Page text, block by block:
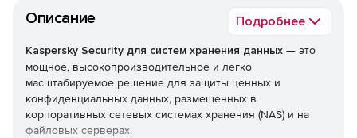
Описание Подробнее
Kaspersky Security для систем хранения данных — это
мощное, высокопроизводительное и легко
масштабируемое решение для защиты ценных и
конфиденциальных данных, размещенных в
корпоративных сетевых системах хранения (NAS) и на
файловых серверах.